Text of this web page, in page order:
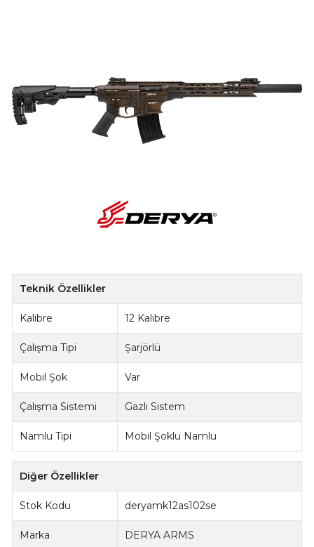
Teknik Özellikler
Kalibre 12 Kalibre
Çalışma Tipi Şarjörlü
Mobil Şok Var
Çalışma Sistemi Gazlı Sistem
Namlu Tipi Mobil Şoklu Namlu
Diğer Özellikler
Stok Kodu deryamk12as102se
Marka DERYA ARMS